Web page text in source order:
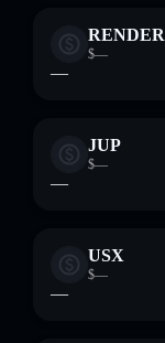
RENDER
$—
—
JUP
$—
—
USX
$—
—